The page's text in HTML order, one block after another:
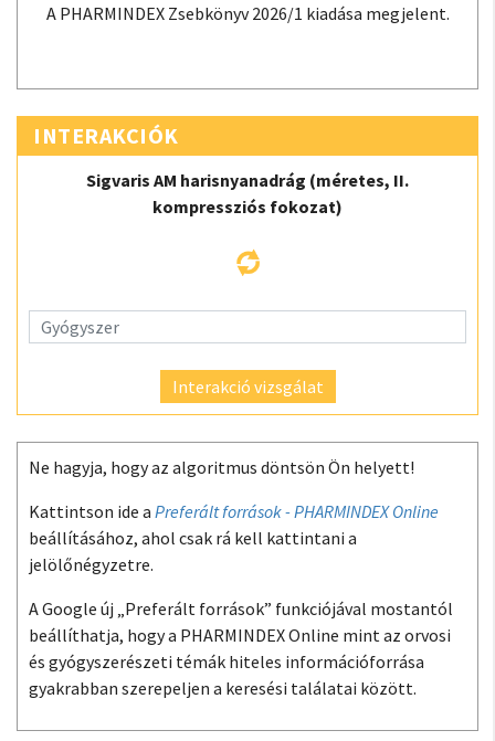
A PHARMINDEX Zsebkönyv 2026/1 kiadása megjelent.
INTERAKCIÓK
Sigvaris AM harisnyanadrág (méretes, II.
kompressziós fokozat)
Interakció vizsgálat
Ne hagyja, hogy az algoritmus döntsön Ön helyett!
Kattintson ide a Preferált források - PHARMINDEX Online
beállításához, ahol csak rá kell kattintani a
jelölőnégyzetre.
A Google új „Preferált források” funkciójával mostantól
beállíthatja, hogy a PHARMINDEX Online mint az orvosi
és gyógyszerészeti témák hiteles információforrása
gyakrabban szerepeljen a keresési találatai között.